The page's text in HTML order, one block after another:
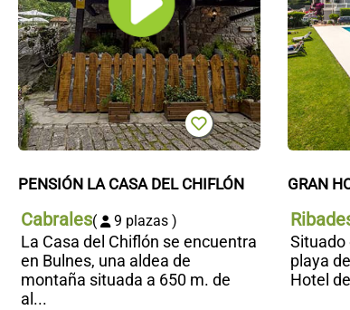
PENSIÓN LA CASA DEL CHIFLÓN
Cabrales( 9 plazas )
La Casa del Chiflón se encuentra
en Bulnes, una aldea de
montaña situada a 650 m. de
al...
GRAN
Situado
playa
Hotel